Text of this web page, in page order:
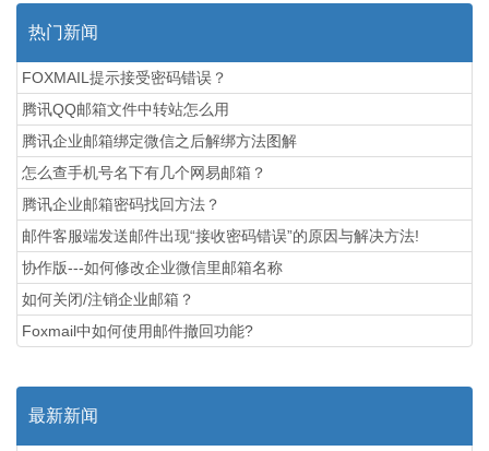
热门新闻
FOXMAIL提示接受密码错误？
腾讯QQ邮箱文件中转站怎么用
腾讯企业邮箱绑定微信之后解绑方法图解
怎么查手机号名下有几个网易邮箱？
腾讯企业邮箱密码找回方法？
邮件客服端发送邮件出现“接收密码错误”的原因与解决方法!
协作版---如何修改企业微信里邮箱名称
如何关闭/注销企业邮箱？
Foxmail中如何使用邮件撤回功能?
最新新闻